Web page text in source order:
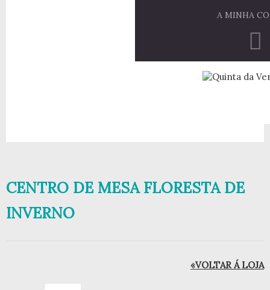
A MINHA
CENTRO DE MESA FLORESTA DE
INVERNO
«VOLTAR Á LOJA